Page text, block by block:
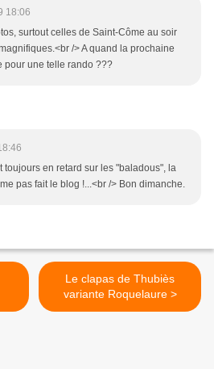
18:06
surtout celles de Saint-Côme au soir
/> A quand la prochaine
pour une telle rando ???
toujours en retard sur les "baladous", la
pas fait le blog !...<br /> Bon dimanche.
Le clapas de Thubiès
variante Roquelaure >